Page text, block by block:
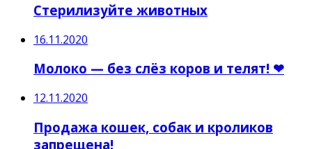
Стерилизуйте животных
16.11.2020
Молоко — без слёз коров и телят! ❤
12.11.2020
Продажа кошек, собак и кроликов
запрещена!